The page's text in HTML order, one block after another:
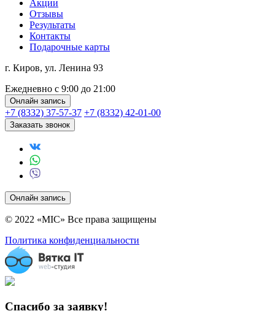
Акции
Отзывы
Результаты
Контакты
Подарочные карты
г. Киров, ул. Ленина 93
Ежедневно с 9:00 до 21:00
Онлайн запись
+7 (8332) 37-57-37 +7 (8332) 42-01-00
Заказать звонок
Онлайн запись
© 2022 «MIC» Все права защищены
Политика конфиденциальности
Спасибо за заявку!